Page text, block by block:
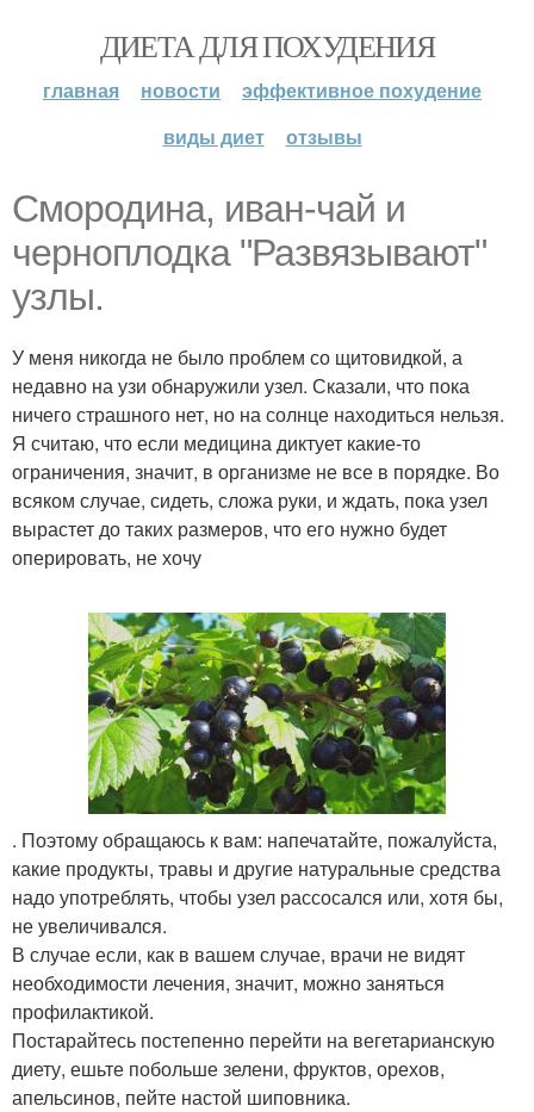
ДИЕТА ДЛЯ ПОХУДЕНИЯ
главная новости
эффективное похудение
виды диет
отзывы
Смородина, иван-чай и
черноплодка "Развязывают"
узлы.
У меня никогда не было проблем со щитовидкой, а
недавно на узи обнаружили узел. Сказали, что пока
ничего страшного нет, но на солнце находиться нельзя.
Я считаю, что если медицина диктует какие-то
ограничения, значит, в организме не все в порядке. Во
всяком случае, сидеть, сложа руки, и ждать, пока узел
вырастет до таких размеров, что его нужно будет
оперировать, не хочу
. Поэтому обращаюсь к вам: напечатайте, пожалуйста,
какие продукты, травы и другие натуральные средства
надо употреблять, чтобы узел рассосался или, хотя бы,
не увеличивался.
В случае если, как в вашем случае, врачи не видят
необходимости лечения, значит, можно заняться
профилактикой.
Постарайтесь постепенно перейти на вегетарианскую
диету, ешьте побольше зелени, фруктов, орехов,
апельсинов, пейте настой шиповника.